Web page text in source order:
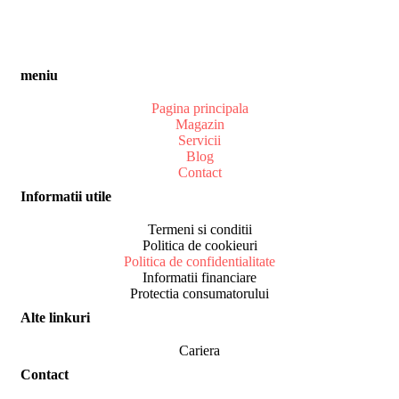
meniu
Pagina principala
Magazin
Servicii
Blog
Contact
Informatii utile
Termeni si conditii
Politica de cookieuri
Politica de confidentialitate
Informatii financiare
Protectia consumatorului
Alte linkuri
Cariera
Contact